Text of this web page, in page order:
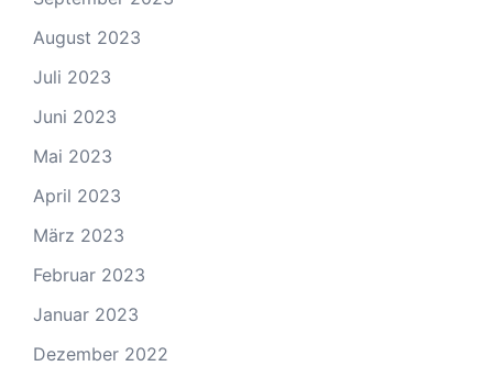
August 2023
Juli 2023
Juni 2023
Mai 2023
April 2023
März 2023
Februar 2023
Januar 2023
Dezember 2022